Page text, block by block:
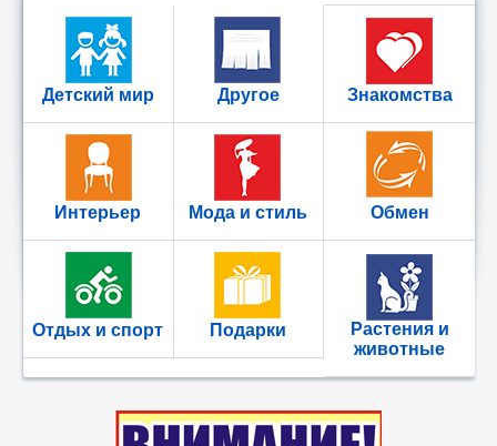
Детский мир Другое Знакомства
Интерьер Мода и стиль Обмен
Отдых и спорт Подарки Растения и
животные